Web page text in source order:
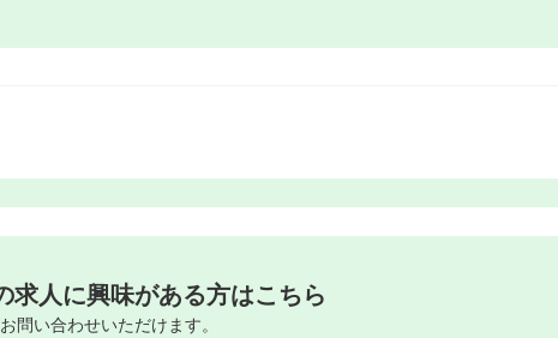
求人に興味がある方はこちら
問い合わせいただけます。